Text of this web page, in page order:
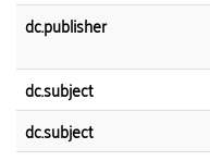
dc.publisher
dc.subject
dc.subject